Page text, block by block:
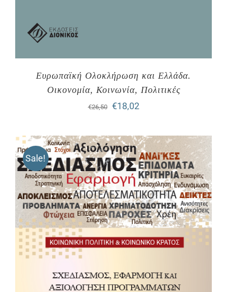
Ευρωπαϊκή Ολοκλήρωση και Ελλάδα.
Οικονομία, Κοινωνία, Πολιτικές
€26,50
Original
was:
€26,50.
€18,02Η
τιμή
είναι:
€18,02.
Sale!